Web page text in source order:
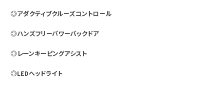
◎アダクティブクルーズコントロール
◎ハンズフリーパワーバックドア
◎レーンキーピングアシスト
◎LEDヘッドライト